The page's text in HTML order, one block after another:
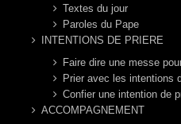
Textes du jour
Paroles du Pape
INTENTIONS DE PRIERE
Faire dire une messe
Prier avec les intentions
Confier une intention de
ACCOMPAGNEMENT